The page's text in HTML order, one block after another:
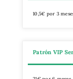
10,5€ por 3
Patrón VIP